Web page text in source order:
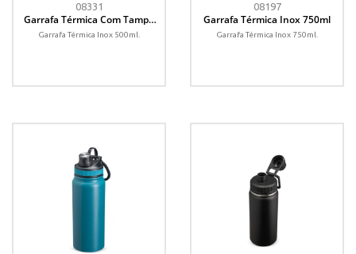
08331
Garrafa Térmica Com Tampa
Inox 500ml
Garrafa Térmica Inox 500ml.
08197
Garrafa Térmica Inox 750ml
Garrafa Térmica Inox 750ml.